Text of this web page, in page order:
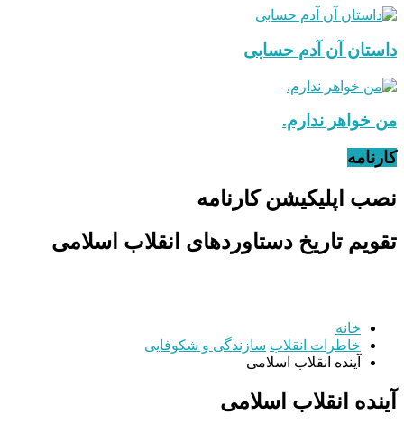
داستان آن آدم حسابی
من خواهر ندارم.
کارنامه
نصب اپلیکیشن کارنامه
تقویم تاریخ دستاوردهای انقلاب اسلامی
خانه
خاطرات انقلاب سازندگی و شکوفایی
آینده انقلاب اسلامی
آینده انقلاب اسلامی